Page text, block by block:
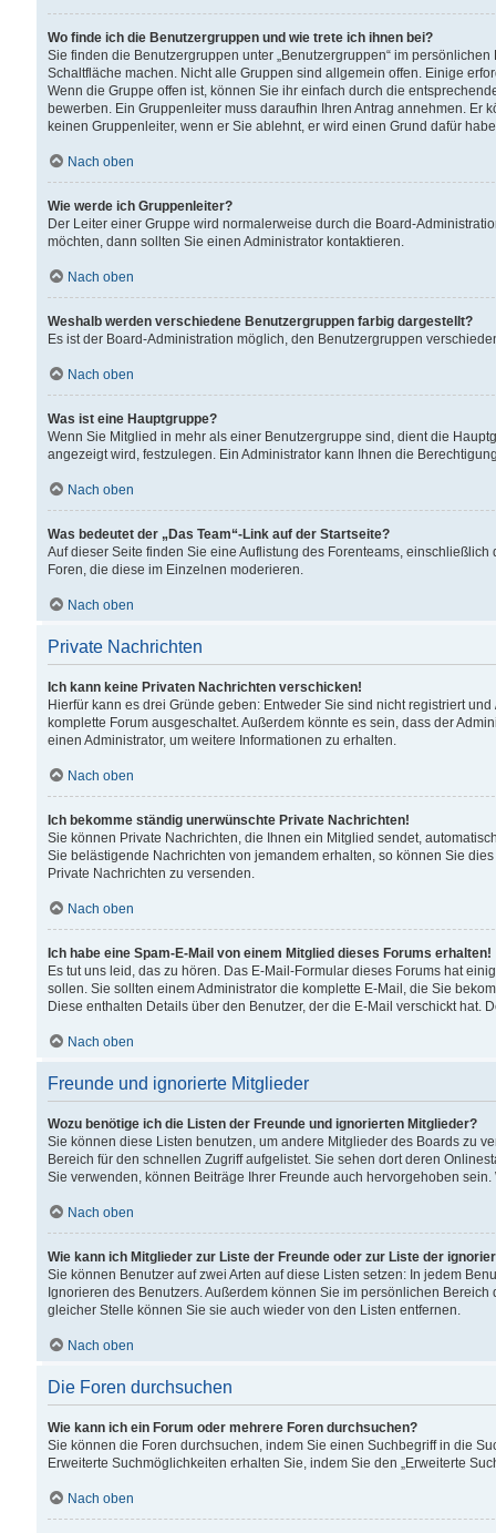
Wo finde ich die Benutzergruppen und wie trete ich ihnen bei?
Sie finden die Benutzergruppen unter „Benutzergruppen“ im
Schaltfläche machen. Nicht alle Gruppen sind allgemein offen. Einige
Wenn die Gruppe offen ist, können Sie ihr einfach durch die
bewerben. Ein Gruppenleiter muss daraufhin Ihren Antrag annehmen.
keinen Gruppenleiter, wenn er Sie ablehnt, er wird einen Grund dafür
Nach oben
Wie werde ich Gruppenleiter?
Der Leiter einer Gruppe wird normalerweise durch die Board-
möchten, dann sollten Sie einen Administrator kontaktieren.
Nach oben
Weshalb werden verschiedene Benutzergruppen farbig dargestellt?
Es ist der Board-Administration möglich, den Benutzergruppen
Nach oben
Was ist eine Hauptgruppe?
Wenn Sie Mitglied in mehr als einer Benutzergruppe sind, dient die
angezeigt wird, festzulegen. Ein Administrator kann Ihnen die
Nach oben
Was bedeutet der „Das Team“-Link auf der Startseite?
Auf dieser Seite finden Sie eine Auflistung des Forenteams,
Foren, die diese im Einzelnen moderieren.
Nach oben
Private Nachrichten
Ich kann keine Privaten Nachrichten verschicken!
Hierfür kann es drei Gründe geben: Entweder Sie sind nicht registriert
komplette Forum ausgeschaltet. Außerdem könnte es sein, dass der
einen Administrator, um weitere Informationen zu erhalten.
Nach oben
Ich bekomme ständig unerwünschte Private Nachrichten!
Sie können Private Nachrichten, die Ihnen ein Mitglied sendet,
Sie belästigende Nachrichten von jemandem erhalten, so können Sie
Private Nachrichten zu versenden.
Nach oben
Ich habe eine Spam-E-Mail von einem Mitglied dieses Forums erhalten!
Es tut uns leid, das zu hören. Das E-Mail-Formular dieses Forums hat
sollen. Sie sollten einem Administrator die komplette E-Mail, die Sie
Diese enthalten Details über den Benutzer, der die E-Mail verschickt hat.
Nach oben
Freunde und ignorierte Mitglieder
Wozu benötige ich die Listen der Freunde und ignorierten Mitglieder?
Sie können diese Listen benutzen, um andere Mitglieder des Boards zu
Bereich für den schnellen Zugriff aufgelistet. Sie sehen dort deren
Sie verwenden, können Beiträge Ihrer Freunde auch hervorgehoben
Nach oben
Wie kann ich Mitglieder zur Liste der Freunde oder zur Liste der
Sie können Benutzer auf zwei Arten auf diese Listen setzen: In jedem
Ignorieren des Benutzers. Außerdem können Sie im persönlichen
gleicher Stelle können Sie sie auch wieder von den Listen entfernen.
Nach oben
Die Foren durchsuchen
Wie kann ich ein Forum oder mehrere Foren durchsuchen?
Sie können die Foren durchsuchen, indem Sie einen Suchbegriff in die
Erweiterte Suchmöglichkeiten erhalten Sie, indem Sie den „Erweiterte
Nach oben